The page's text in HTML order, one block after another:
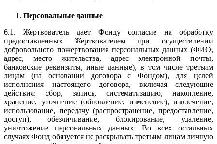
Персональные данные
6.1. Жертвователь дает Фонду согласие на обработку
предоставленных Жертвователем при осуществлении
добровольного пожертвования персональных данных (ФИО,
адрес, место жительства, адрес электронной почты,
банковские реквизиты, иные данные), в том числе третьим
лицам (на основании договора с Фондом), для целей
исполнения настоящего договора, включая следующие
действия: сбор, запись, систематизацию, накопление,
хранение, уточнение (обновление, изменение), извлечение,
использование, передачу (распространение, предоставление,
доступ), обезличивание, блокирование, удаление,
уничтожение персональных данных. Во всех остальных
случаях Фонд обязуется не раскрывать третьим лицам личную